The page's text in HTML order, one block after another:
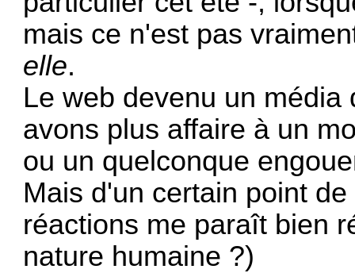
mais ce n'est pas
elle.
Le web devenu un
avons plus affaire à un
ou un quelconque
Mais d'un certain point
réactions me paraît bien
nature humaine ?)